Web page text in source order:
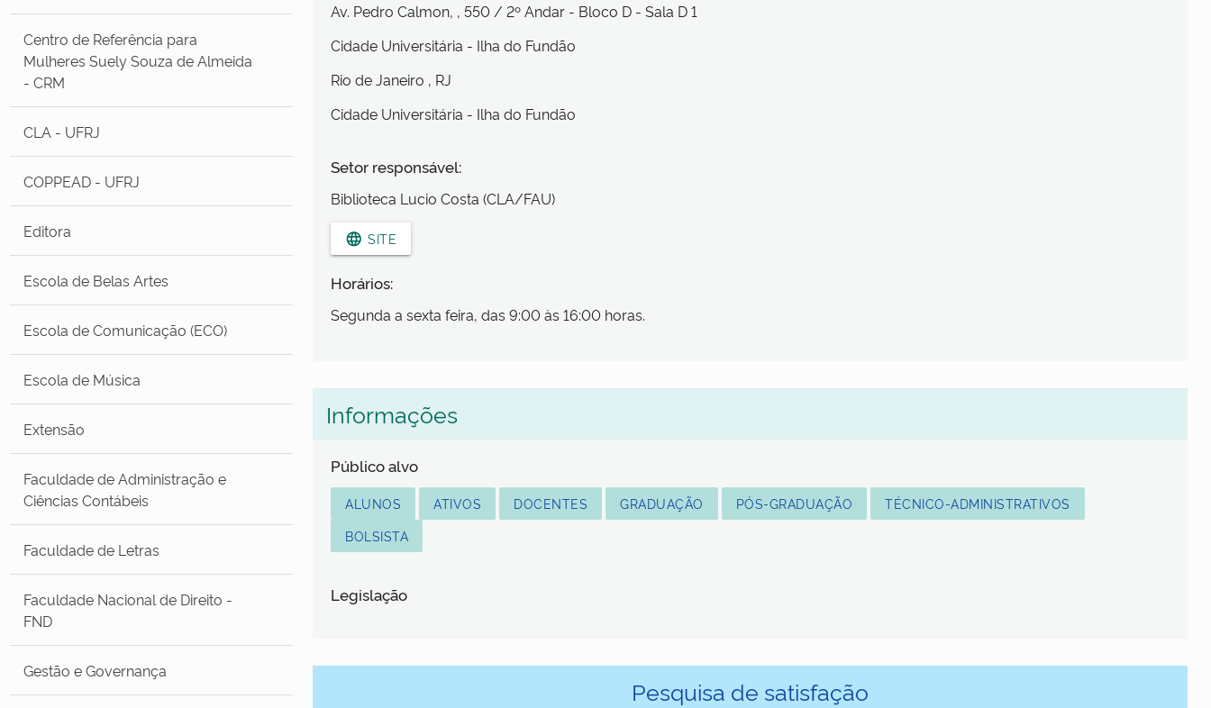
Centro de Referência para
Mulheres Suely Souza de Almeida
- CRM
CLA - UFRJ
COPPEAD - UFRJ
Editora
Escola de Belas Artes
Escola de Comunicação (ECO)
Escola de Música
Extensão
Faculdade de Administração e
Ciências Contábeis
Faculdade de Letras
Faculdade Nacional de Direito -
FND
Gestão e Governança
Av. Pedro Calmon, , 550 / 2º Andar - Bloco D - Sala D 1
Cidade Universitária - Ilha do Fundão
Rio de Janeiro , RJ
Cidade Universitária - Ilha do Fundão
Setor responsável:
Biblioteca Lucio Costa (CLA/FAU)
language SITE
Horários:
Segunda a sexta feira, das 9:00 às 16:00 horas.
Informações
Público alvo
ALUNOS ATIVOS DOCENTES GRADUAÇÃO PÓS-GRADUAÇÃO
TÉCNICO-ADMINISTRATIVOS
BOLSISTA
Legislação
Pesquisa de satisfação